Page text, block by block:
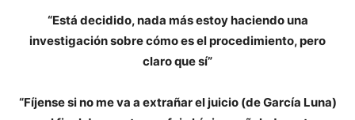
“Está decidido, nada más estoy haciendo una
investigación sobre cómo es el procedimiento, pero
claro que sí”
“Fíjense si no me va a extrañar el juicio (de García Luna)